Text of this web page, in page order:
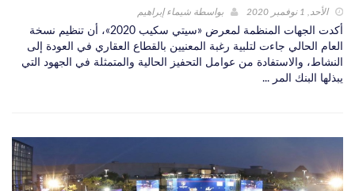
الأحد, 1 نوفمبر 2020 بواسطة شيماء إبراهيم
أكدت الجهات المنظمة لمعرض «سيتي سكيب 2020»، أن تنظيم نسخة
العام الحالي جاءت لتلبية رغبة المعنيين بالقطاع العقاري في العودة إلى
النشاط، والاستفادة من عوامل التحفيز الحالية والمتمثلة في الجهود التي
يبذلها البنك المر ...